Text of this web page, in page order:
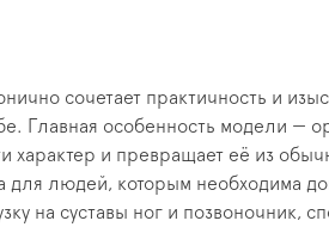
сочетает практичность и
Главная особенность модели —
характер и превращает её из
людей, которым необходима
на суставы ног и